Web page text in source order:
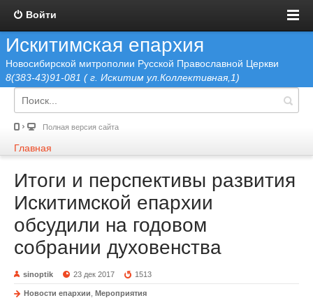
Войти
Искитимская епархия
Новосибирской митрополии Русской Православной Церкви
8(383-43)91-081 ( г. Искитим ул.Коллективная,1)
Полная версия сайта
Главная
Итоги и перспективы развития
Искитимской епархии
обсудили на годовом
собрании духовенства
sinoptik 23 дек 2017 1513
Новости епархии Мероприятия